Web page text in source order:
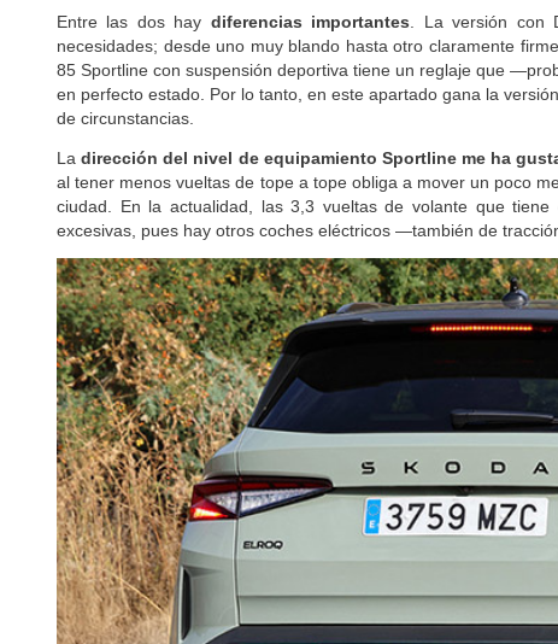
Entre las dos hay diferencias importantes. La versión con
necesidades; desde uno muy blando hasta otro claramente
85 Sportline con suspensión deportiva tiene un reglaje que
en perfecto estado. Por lo tanto, en este apartado gana la
de circunstancias.
Ladirección del nivel de equipamiento Sportline me ha
al tener menos vueltas de tope a tope obliga a mover un poco
ciudad. En la actualidad, las 3,3 vueltas de volante que
excesivas, pues hay otros coches eléctricos —también de